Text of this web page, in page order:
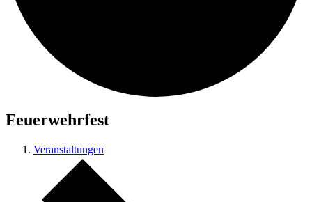
Feuerwehrfest
Veranstaltungen